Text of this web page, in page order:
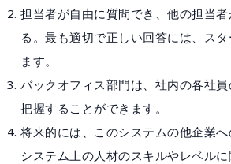
担当者が自由に質問でき、他の担当
る。最も適切で正しい回答には、ス
ます。
バックオフィス部門は、社内の各社
把握することができます。
将来的には、このシステムの他企業へ
システム上の人材のスキルやレベルに